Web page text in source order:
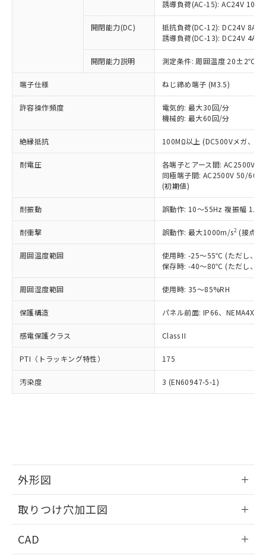
誘導負荷(AC-15): AC24V
開閉能力(DC)
抵抗負荷(DC-12): DC24V 8A/
誘導負荷(DC-13): DC24V 4A/
開閉能力説明 測定条件: 周囲温度 20±2℃、
端子仕様 ねじ締め端子 (M3.5)
許容操作頻度
電気的: 最大30回/分
機械的: 最大60回/分
絶縁抵抗 100MΩ以上 (DC500Vメガ、点
耐電圧
各端子とアース間: AC2500V
同極端子間: AC2500V 50/
(初期値)
耐振動 誤動作: 10～55Hz 複振幅
耐衝撃 誤動作: 最大1000m/s2 (接点
周囲温度範囲
使用時: -25～55℃ (ただし、氷
保存時: -40～80℃ (ただし、氷
周囲湿度範囲 使用時: 35～85%RH
保護構造 パネル前面: IP66、NEMA4X,
感電保護クラス Class II
PTI（トラッキング特性） 175
汚染度 3 (EN60947-5-1)
外形図
取りつけ穴加工図
CAD
本サービスの対象外となる商品もある
在庫状況および標準価格照会結果は、
記載している更新日時点での社内デー
タに基づき作成されるものであり、閲
覧された時点での実際の在庫および標
準価格とは異なる場合があることをご
正式な納期状況および標準価格はお客
様のお取引先、またはお客様担当のオ
ムロン制御機器販売店・当社販売員に
販売ネットワーク
」をご確認
在庫状況および標準価格結果を当社の
事前の承諾なく第三者に漏洩または開
示しないようお願いします。
マイパーツ機能（部品リスト作成サー
ビス）をご利用いただくには、I-Web
メンバーズにご登録されている必要が
登録された部品リストについて、当社
および当社の共同利用者が、当社の製
品・サービスに関するお客様との取
引・商談に必要な範囲で利用すること
※当社の共同利用者とは、"個人情報
の「1.共同利
用者の範囲」に記載されている法人を
指します。
いたものが、含有品と判明した場合などや
むを得ず変更することがあります。
鉛(Pb) 1000ppm以下、 水銀(Hg) 1000ppm以下、 カド
類(PBB) 1000ppm以下、ポリ臭化ジフェニルエーテル類
(PBDE) 1000ppm以下、フタル酸ビス(2-エチルヘキシ
ル) (DEHP)(別名：DOP) 1000ppm以下、フタル酸ブチ
ルベンジル（BBP） 1000ppm以下、フタル酸ジブチル
（DBP） 1000ppm以下、フタル酸ジイソブチル
但し、RoHS指令で産業用監視および制御機器に対する
図的な使用がないことを確認しています。
部品在庫の切り替え状況などにより、予定
月が前後することがあります。
※3 非含有証明書ダウンロード
下記の非含有証明書をダウンロードするこ
EU RoHS指令（10物質）の非含有証明書
51物質の非含有証明書（当社基準）
※本証明書は発行日時点で非含有を証明す
るもので、過去に遡って非含有を証明する
既に当社にて対応品への在庫切替を完了
していることから、特段のことがない限
基準値を超えていることを示します。
「－」：未確認です。当社販売部門へお問
*中国RoHS10物質の基準値 (GB/T26572)：
Pb(鉛) :1000ppm、 Hg(水銀) : 1000ppm、 Cd(カドミウ
ム) : 100ppm、
Cr(Ⅵ)(六価クロム) : 1000ppm、 PBBs(ポリ臭化ビフェ
ニル類) : 1000ppm、 PBDEs(ポリ臭化ジフェニルエーテ
ル類) : 1000ppm、
DBP(フタル酸ジブチル) : 1000ppm、 DIBP(フタル酸ジ
イソブチル) : 1000ppm、 BBP(フタル酸ブチルベンジ
DEHP(フタル酸ビス(2-エチルヘキシル)) : 1000ppm
準値以下であることを示します。
「10」：通常の使用状況下において有害物
質が外部に漏えいし、環境に深刻な影響を
及ぼさない年数を意味します。
「－」：未確認です。当社販売部門へお問
当社は、これら貴社製品のうち、外国
為替および外国貿易法に定める商品
（以下｢規制貨物等」という）を輸出
国政府の輸出許可(または役務取引許
可)を取得するなどの必要な手続きを
当社は規制貨物を破棄する場合は、完
全に破砕するなど、違法に輸出されな
いよう必要な手段を講じます。
当社は貴社製品を、核兵器、ミサイ
ル、化学兵器、生物兵器またはその他
武器並びにこれらの製造装置等に一切
当社は、貴社製品を第三者に販売する
場合は、上記1、2および3の内容を当
該第三者に通知します。また当社は、
販売先および販売に係わる関係者が違
法に輸出するおそれがある場合は、取
り引きをいたしません。
説明
一定数以上の在庫あり
一定数には満たないが在庫あり
在庫なし(最新の在庫状況につ
いては、お客様のお取引先、ま
たはお客様担当のオムロン制御
機器販売店・当社販売員にご確
受注生産機種、また在庫状況の
情報を公開していない機種